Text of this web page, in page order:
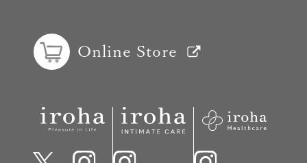
Online Store